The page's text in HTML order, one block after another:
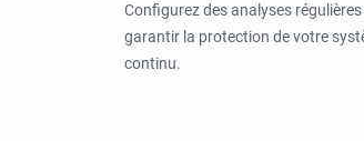
Configurez des analyses
garantir la protection de votre
continu.